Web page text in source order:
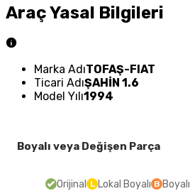
Araç Yasal Bilgileri
Marka AdıTOFAŞ-FIAT
Ticari AdıŞAHİN 1.6
Model Yılı1994
Boyalı veya Değişen Parça
Orijinal L Lokal Boyalı B Boyalı